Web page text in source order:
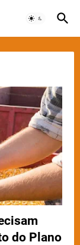
do Plano